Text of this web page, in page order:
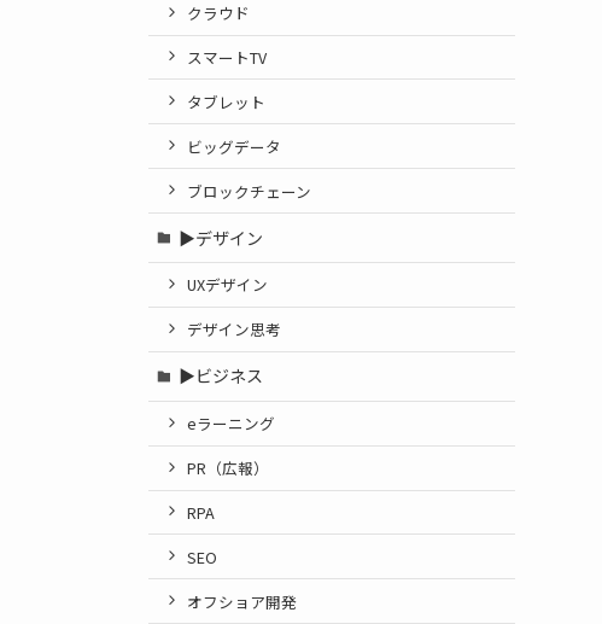
クラウド
スマートTV
タブレット
ビッグデータ
ブロックチェーン
▶デザイン
UXデザイン
デザイン思考
▶ビジネス
eラーニング
PR（広報）
RPA
SEO
オフショア開発